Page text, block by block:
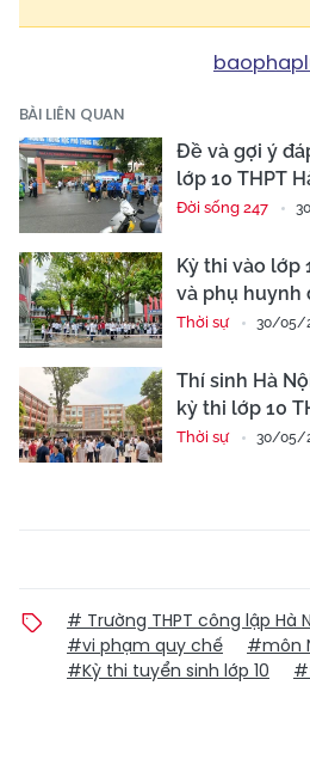
BÀI LIÊN QUAN
Đề và gợi ý
lớp 10 THPT
Đời sống 247
Kỳ thi vào lớp
và phụ huynh
Thời sự 30/05/
Thí sinh Hà
kỳ thi lớp 10
Thời sự 30/05/
# Trường THPT công lập Hà
#vi phạm quy chế
#môn
#Kỳ thi tuyển sinh lớp 10